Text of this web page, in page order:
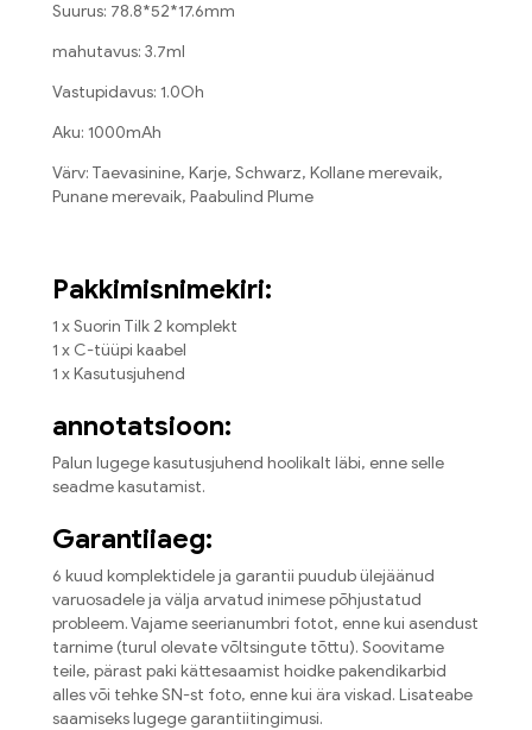
Suurus: 78.8*52*17.6mm
mahutavus: 3.7ml
Vastupidavus: 1.0Oh
Aku: 1000mAh
Värv: Taevasinine, Karje, Schwarz, Kollane merevaik,
Punane merevaik, Paabulind Plume
Pakkimisnimekiri:
1 x Suorin Tilk 2 komplekt
1 x C-tüüpi kaabel
1 x Kasutusjuhend
annotatsioon:
Palun lugege kasutusjuhend hoolikalt läbi, enne selle
seadme kasutamist.
Garantiiaeg:
6 kuud komplektidele ja garantii puudub ülejäänud
varuosadele ja välja arvatud inimese põhjustatud
probleem. Vajame seerianumbri fotot, enne kui asendust
tarnime (turul olevate võltsingute tõttu). Soovitame
teile, pärast paki kättesaamist hoidke pakendikarbid
alles või tehke SN-st foto, enne kui ära viskad. Lisateabe
saamiseks lugege garantiitingimusi.